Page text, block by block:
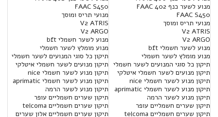
מנוע לשער כנף FAAC 402
FAAC S450
מנועי תריס ומוסך
V2 ATRIS
V2 ARGO
מנוע לשער חשמלי bft
מנוע מומלץ לשער חשמלי
תיקון כל סוגי המנועים לשער חשמלי
תיקון מנועים לשער חשמלי איטלקי
תיקון מנוע לשער חשמלי nice
תיקון מנוע לשער חשמלי aprimatic
תיקון מנוע לשער הרמה
תיקון שערים חשמליים עופר
תיקון שערים חשמליים telcoma
FAAC S450
מנועי תריס ומוסך
V2 ATRIS
V2 ARGO
מנוע לשער חשמלי bft
מנוע מומלץ לשער חשמלי
תיקון כל סוגי המנועים לשער חשמלי
תיקון מנועים לשער חשמלי איטלקי
תיקון מנוע לשער חשמלי nice
תיקון מנוע לשער חשמלי aprimatic
תיקון מנוע לשער הרמה
תיקון שערים חשמליים עופר
תיקון שערים חשמליים telcoma
תיקון שערים חשמליים אלון שערים